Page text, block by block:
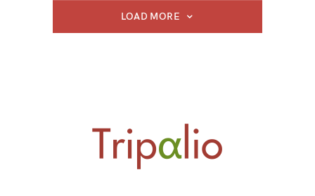
LOAD MORE